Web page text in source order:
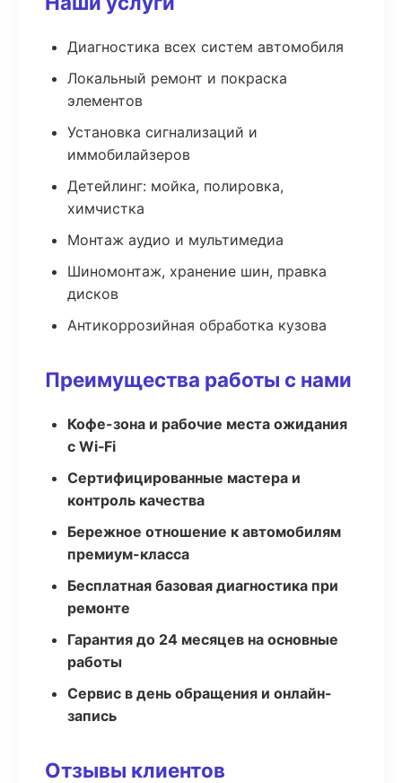
Диагностика всех систем автомобиля
Локальный ремонт и покраска
элементов
Установка сигнализаций и
иммобилайзеров
Детейлинг: мойка, полировка,
химчистка
Монтаж аудио и мультимедиа
Шиномонтаж, хранение шин, правка
дисков
Антикоррозийная обработка кузова
Преимущества работы с нами
Кофе-зона и рабочие места ожидания
с Wi‑Fi
Сертифицированные мастера и
контроль качества
Бережное отношение к автомобилям
премиум-класса
Бесплатная базовая диагностика при
ремонте
Гарантия до 24 месяцев на основные
работы
Сервис в день обращения и онлайн-
запись
Отзывы клиентов